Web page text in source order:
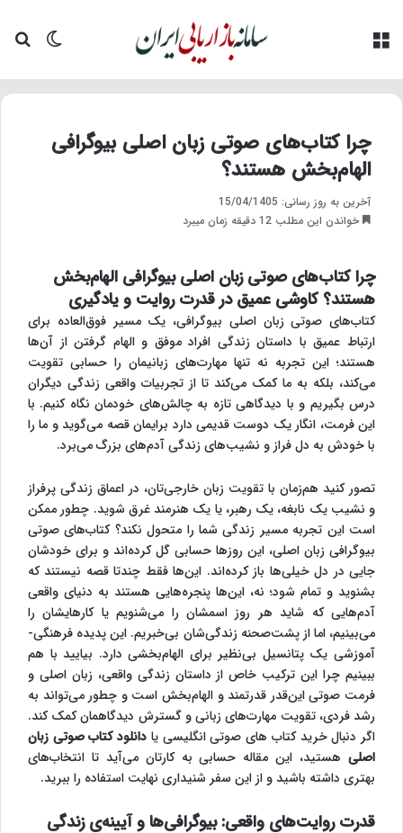
تغییر
چرا کتاب‌های صوتی زبان اصلی بیوگرافی
الهام‌بخش هستند؟
آخرین به روز رسانی: 15/04/1405
خواندن این مطلب 12 دقیقه زمان میبرد
چرا کتاب‌های صوتی زبان اصلی بیوگرافی الهام‌بخش
هستند؟ کاوشی عمیق در قدرت روایت و یادگیری
کتاب‌های صوتی زبان اصلی بیوگرافی، یک مسیر فوق‌العاده برای
ارتباط عمیق با داستان زندگی افراد موفق و الهام گرفتن از آن‌ها
هستند؛ این تجربه نه تنها مهارت‌های زبانیمان را حسابی تقویت
می‌کند، بلکه به ما کمک می‌کند تا از تجربیات واقعی زندگی دیگران
درس بگیریم و با دیدگاهی تازه به چالش‌های خودمان نگاه کنیم. با
این فرمت، انگار یک دوست قدیمی دارد برایمان قصه می‌گوید و ما را
با خودش به دل فراز و نشیب‌های زندگی آدم‌های بزرگ می‌برد.
تصور کنید هم‌زمان با تقویت زبان خارجی‌تان، در اعماق زندگی پرفراز
و نشیب یک نابغه، یک رهبر، یا یک هنرمند غرق شوید. چطور ممکن
است این تجربه مسیر زندگی شما را متحول نکند؟ کتاب‌های صوتی
بیوگرافی زبان اصلی، این روزها حسابی گل کرده‌اند و برای خودشان
جایی در دل خیلی‌ها باز کرده‌اند. این‌ها فقط چندتا قصه نیستند که
بشنوید و تمام شود؛ نه، این‌ها پنجره‌هایی هستند به دنیای واقعی
آدم‌هایی که شاید هر روز اسمشان را می‌شنویم یا کارهایشان را
می‌بینیم، اما از پشت‌صحنه زندگی‌شان بی‌خبریم. این پدیده فرهنگی-
آموزشی یک پتانسیل بی‌نظیر برای الهام‌بخشی دارد. بیایید با هم
ببینیم چرا این ترکیب خاص از داستان زندگی واقعی، زبان اصلی و
فرمت صوتی این‌قدر قدرتمند و الهام‌بخش است و چطور می‌تواند به
رشد فردی، تقویت مهارت‌های زبانی و گسترش دیدگاهمان کمک کند.
اگر دنبال خرید کتاب های صوتی انگلیسی یا دانلود کتاب صوتی زبان
اصلی هستید، این مقاله حسابی به کارتان می‌آید تا انتخاب‌های
بهتری داشته باشید و از این سفر شنیداری نهایت استفاده را ببرید.
قدرت روایت‌های واقعی: بیوگرافی‌ها و آیینه‌ی زندگی